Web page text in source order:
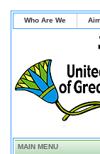
Who Are We
MAIN MENU